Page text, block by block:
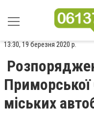
13:30, 19 березня 2020 р.
міських